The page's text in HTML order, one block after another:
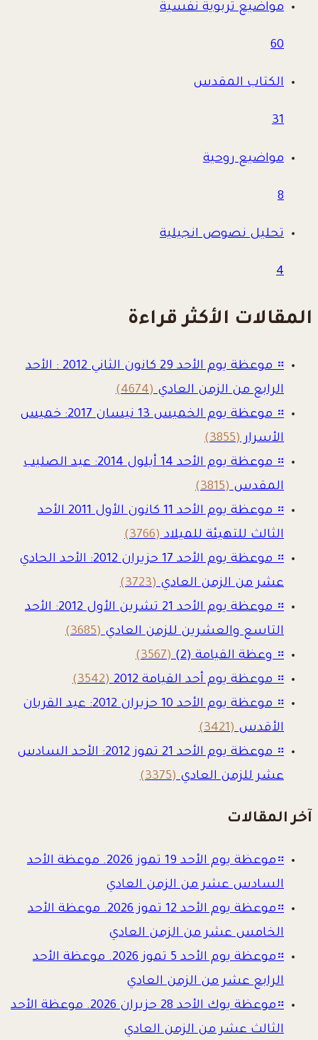
مواضيع تربوية نفسية
60
الكتاب المقدس
31
مواضيع روحية
8
تحليل نصوص انجيلية
4
المقالات الأكثر قراءة
።
موعظة يوم الأحد 29 كانون الثاني 2012 : الأحد
الرابع من الزمن العادي(4674)
።
موعظة يوم الخميس 13 نيسان 2017: خميس
الأسرار(3855)
።
موعظة يوم الأحد 14 أيلول 2014: عيد الصليب
المقدس(3815)
።
موعظة يوم الأحد 11 كانون الأول 2011 الأحد
الثالث للتهيئة للميلاد(3766)
።
موعظة يوم الأحد 17 حزيران 2012: الأحد الحادي
عشر من الزمن العادي(3723)
።
موعظة يوم الأحد 21 تشرين الأول 2012: الأحد
التاسع والعشرين للزمن العادي(3685)
። وعظة القيامة (2)
(3567)
። موعظة يوم أحد القيامة 2012
(3542)
።
موعظة يوم الأحد 10 حزيران 2012: عيد القربان
الأقدس(3421)
።
موعظة يوم الأحد 21 تموز 2012: الأحد السادس
عشر للزمن العادي(3375)
آخر المقالات
።
موعظة يوم الأحد 19 تموز 2026. موعظة الأحد
السادس عشر من الزمن العادي
።
موعظة يوم الأحد 12 تموز 2026. موعظة الأحد
الخامس عشر من الزمن العادي
።
موعظة يوم الأحد 5 تموز 2026. موعظة الأحد
الرابع عشر من الزمن العادي
።
موعظة يوك الأحد 28 حزيران 2026. موعظة الأحد
الثالث عشر من الزمن العادي